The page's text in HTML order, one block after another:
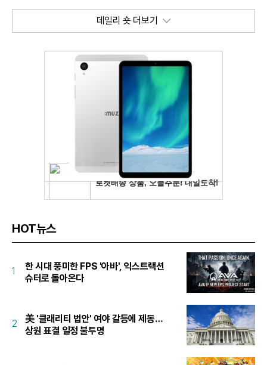
데일리 숏 더보기
HOT뉴스
1
한 시대 풍미한 FPS '아바', 익스트랙션
슈터로 돌아온다
2
美 '클래리티 법안' 여야 갈등에 제동…
상원 표결 일정 불투명